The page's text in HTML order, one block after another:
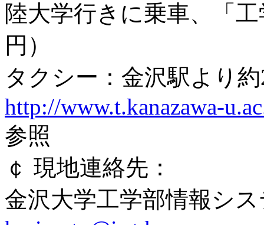
陸大学行きに乗車、「
円）
タクシー：金沢駅より
http://www.t.kanazawa-
参照
￠ 現地連絡先：
金沢大学工学部情報シ